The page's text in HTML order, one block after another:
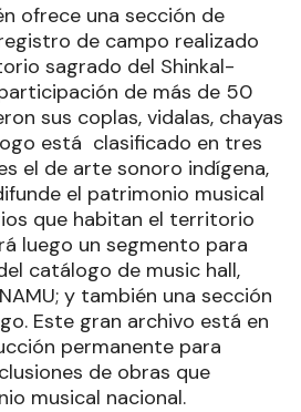
ofrece una sección de
de campo realizado
sagrado del Shinkal-
de más de 50
sus coplas, vidalas, chayas
está clasificado en tres
el de arte sonoro indígena,
el patrimonio musical
que habitan el territorio
luego un segmento para
catálogo de music hall,
y también una sección
Este gran archivo está en
permanente para
de obras que
musical nacional.